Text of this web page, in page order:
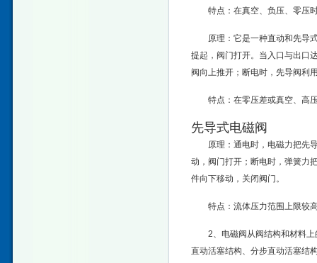
特点：在真空、负压、零压
原理：它是一种直动和先导
提起，阀门打开。当入口与出口
阀向上推开；断电时，先导阀利
特点：在零压差或真空、高
先导式电磁阀
原理：通电时，电磁力把先
动，阀门打开；断电时，弹簧力
件向下移动，关闭阀门。
特点：流体压力范围上限较
2、电磁阀从阀结构和材料
直动活塞结构、分步直动活塞结